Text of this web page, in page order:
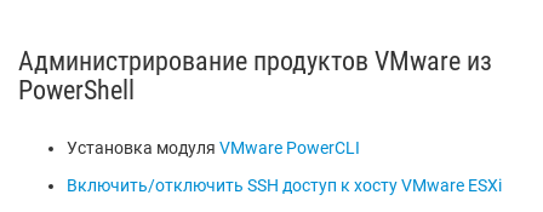
Администрирование продуктов VMware из
PowerShell
Установка модуля VMware PowerCLI
Включить/отключить SSH доступ к хосту VMware ESXi